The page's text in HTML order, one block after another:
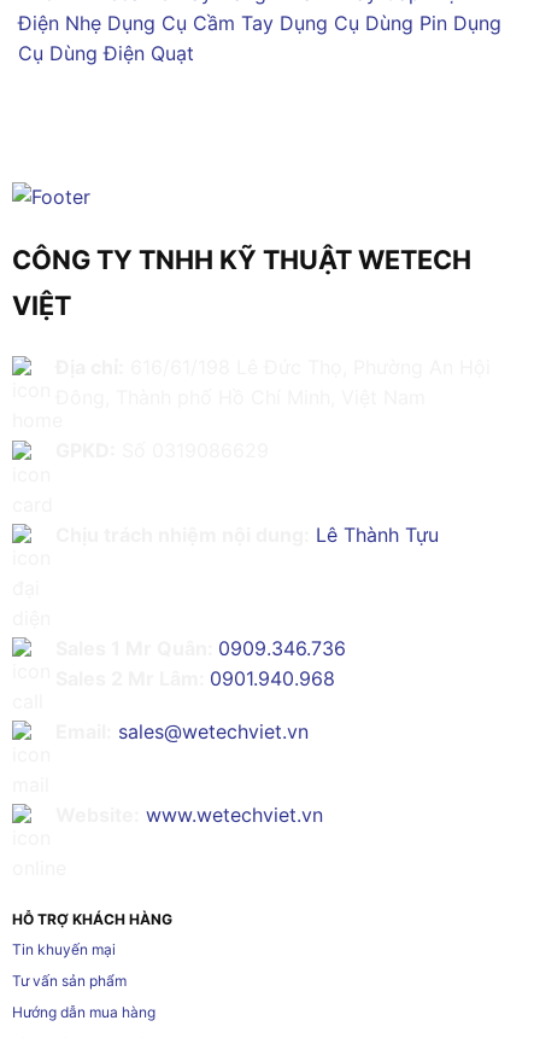
Điện Nhẹ Dụng Cụ Cầm Tay Dụng Cụ Dùng Pin Dụng
Cụ Dùng Điện Quạt
CÔNG TY TNHH KỸ THUẬT WETECH
VIỆT
Lê Thành Tựu
0909.346.736
0901.940.968
sales@wetechviet.vn
www.wetechviet.vn
HỖ TRỢ KHÁCH HÀNG
Tin khuyến mại
Tư vấn sản phẩm
Hướng dẫn mua hàng